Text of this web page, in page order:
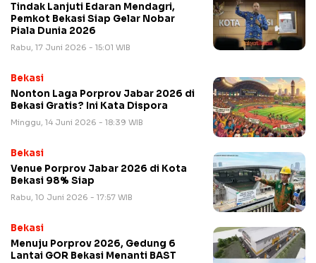
Tindak Lanjuti Edaran Mendagri,
Pemkot Bekasi Siap Gelar Nobar
Piala Dunia 2026
Rabu, 17 Juni 2026 - 15:01 WIB
Bekasi
Nonton Laga Porprov Jabar 2026 di
Bekasi Gratis? Ini Kata Dispora
Minggu, 14 Juni 2026 - 18:39 WIB
Bekasi
Venue Porprov Jabar 2026 di Kota
Bekasi 98% Siap
Rabu, 10 Juni 2026 - 17:57 WIB
Bekasi
Menuju Porprov 2026, Gedung 6
Lantai GOR Bekasi Menanti BAST